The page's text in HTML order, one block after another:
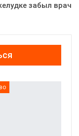
забыл врач